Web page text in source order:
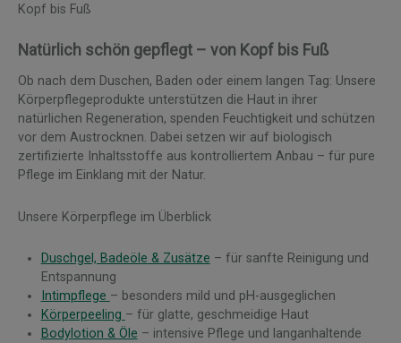
Kopf bis Fuß
Natürlich schön gepflegt – von Kopf bis Fuß
Ob nach dem Duschen, Baden oder einem langen Tag: Unsere
Körperpflegeprodukte unterstützen die Haut in ihrer
natürlichen Regeneration, spenden Feuchtigkeit und schützen
vor dem Austrocknen. Dabei setzen wir auf biologisch
zertifizierte Inhaltsstoffe aus kontrolliertem Anbau – für pure
Pflege im Einklang mit der Natur.
Unsere Körperpflege im Überblick
Duschgel, Badeöle & Zusätze – für sanfte Reinigung und
Entspannung
Intimpflege – besonders mild und pH-ausgeglichen
Körperpeeling – für glatte, geschmeidige Haut
Bodylotion & Öle – intensive Pflege und langanhaltende